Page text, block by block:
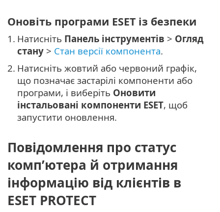
Оновіть програми ESET із безпеки
1. Натисніть Панель інструментів > Огляд
стану > Стан версії компонента.
2. Натисніть жовтий або червоний графік,
що позначає застарілі компоненти або
програми, і виберіть Оновити
інстальовані компоненти ESET, щоб
запустити оновлення.
Повідомлення про статус
комп’ютера й отримання
інформацію від клієнтів в
ESET PROTECT